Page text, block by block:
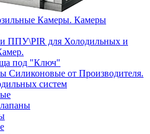
Камеры. Камеры
ППУ\PIR для Холодильных и
под "Ключ"
от Производителя.
систем